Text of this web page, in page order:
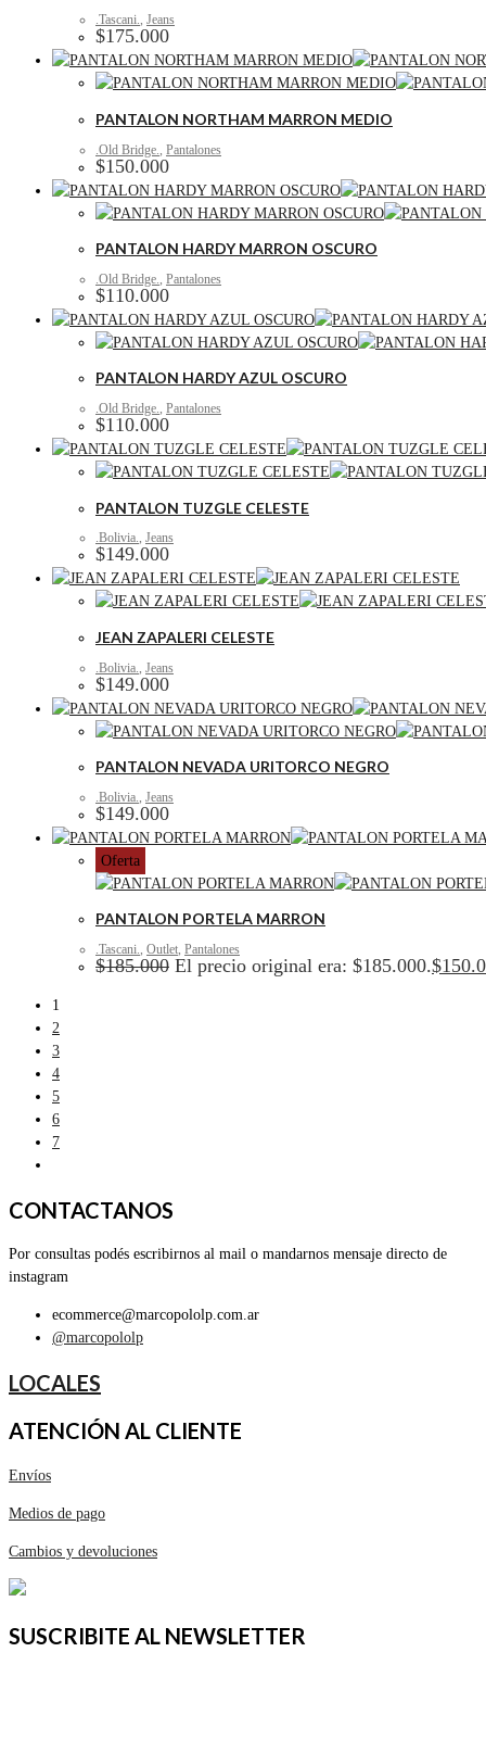
.Tascani., Jeans
$175.000
PANTALON NORTHAM MARRON MEDIO
.Old Bridge. Pantalones
$150.000
PANTALON HARDY MARRON OSCURO
.Old Bridge., Pantalones
$110.000
PANTALON HARDY AZUL OSCURO
.Old Bridge., Pantalones
$110.000
PANTALON TUZGLE CELESTE
.Bolivia., Jeans
$149.000
JEAN ZAPALERI CELESTE
.Bolivia. Jeans
$149.000
PANTALON NEVADA URITORCO NEGRO
.Bolivia. Jeans
$149.000
Oferta
PANTALON PORTELA MARRON
.Tascani., Outlet, Pantalones
$185.000 El precio original era: $185.000.$
1
2
3
4
5
6
7
CONTACTANOS
Por consultas podés escribirnos al mail o mandarnos mensaje directo de
instagram
ecommerce@marcopololp.com.ar
@marcopololp
LOCALES
ATENCIÓN AL CLIENTE
Envíos
Medios de pago
Cambios y devoluciones
SUSCRIBITE AL NEWSLETTER